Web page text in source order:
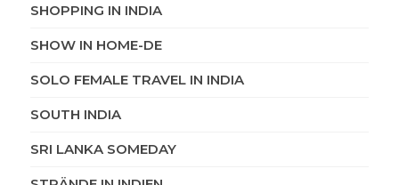
SHOPPING IN INDIA
SHOW IN HOME-DE
SOLO FEMALE TRAVEL IN INDIA
SOUTH INDIA
SRI LANKA SOMEDAY